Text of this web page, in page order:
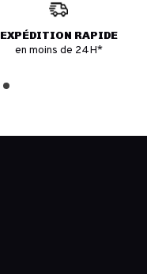
EXPÉDITION RAPIDE
en moins de 24H*